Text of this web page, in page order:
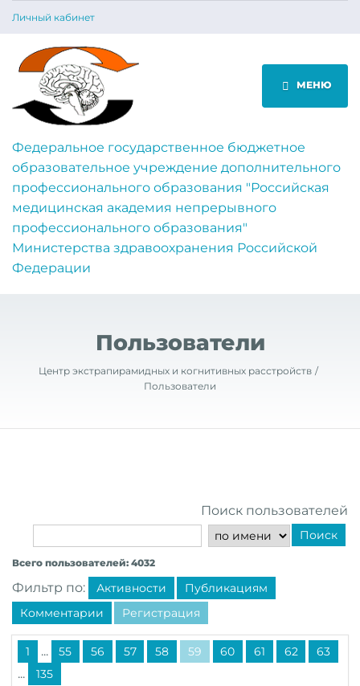
Личный кабинет
МЕНЮ
Федеральное государственное бюджетное
образовательное учреждение дополнительного
профессионального образования "Российская
медицинская академия непрерывного
профессионального образования"
Министерства здравоохранения Российской
Федерации
Пользователи
Центр экстрапирамидных и когнитивных расстройств
Пользователи
Поиск пользователей
Поиск
Всего пользователей: 4032
Фильтр по: Активности
Публикациям
Комментарии
Регистрация
1 ... 55 56 57 58 59 60 61 62 63
... 135